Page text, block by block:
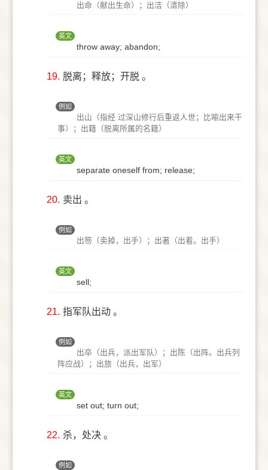
出命（献出生命）；出洁（清除）
英文
throw away; abandon;
19. 脱离；释放；开脱 。
例如
出山（指经 过深山修行后重返人世；比喻出来干
事）；出籍（脱离所属的名籍）
英文
separate oneself from; release;
20. 卖出 。
例如
出笏（卖掉，出手）；出著（出着。出手）
英文
sell;
21. 指军队出动 。
例如
出卒（出兵，派出军队）；出陈（出阵。出兵列
阵应战）；出旅（出兵，出军）
英文
set out; turn out;
22. 杀，处决 。
例如